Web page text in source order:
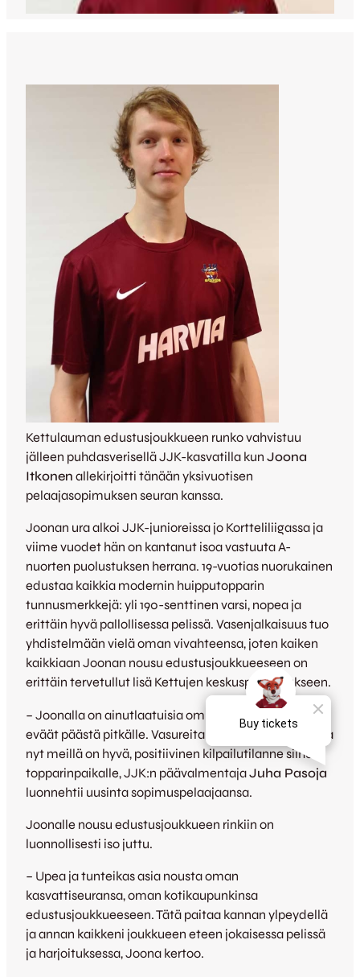
Kettulauman edustusjoukkueen runko vahvistuu
jälleen puhdasverisellä JJK-kasvatilla kun Joona
Itkonen allekirjoitti tänään yksivuotisen
pelaajasopimuksen seuran kanssa.
Joonan ura alkoi JJK-junioreissa jo Kortteliliigassa ja
viime vuodet hän on kantanut isoa vastuuta A-
nuorten puolustuksen herrana. 19-vuotias nuorukainen
edustaa kaikkia modernin huipputopparin
tunnusmerkkejä: yli 190-senttinen varsi, nopea ja
erittäin hyvä pallollisessa pelissä. Vasenjalkaisuus tuo
yhdistelmään vielä oman vivahteensa, joten kaiken
kaikkiaan Joonan nousu edustusjoukkueeseen on
erittäin tervetullut lisä Kettujen keskuspuolustukseen.
– Joonalla on ainutlaatuisia ominaisuuksia ja kaikki
eväät päästä pitkälle. Vasureita ei koskaan ole liikaa ja
nyt meillä on hyvä, positiivinen kilpailutilanne siihen
topparinpaikalle, JJK:n päävalmentajaJuha Pasoja
luonnehtii uusinta sopimuspelaajaansa.
Joonalle nousu edustusjoukkueen rinkiin on
luonnollisesti iso juttu.
– Upea ja tunteikas asia nousta oman
kasvattiseuransa, oman kotikaupunkinsa
edustusjoukkueeseen. Tätä paitaa kannan ylpeydellä
ja annan kaikkeni joukkueen eteen jokaisessa pelissä
ja harjoituksessa, Joona kertoo.